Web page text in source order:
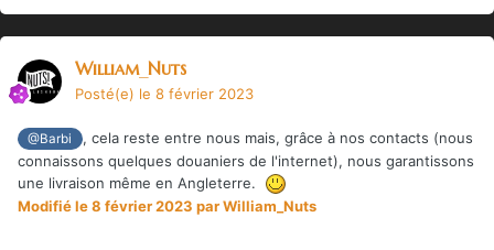
William_Nuts
Posté(e) le 8 février 2023
@Barbi
, cela reste entre nous mais, grâce à nos contacts (nous
connaissons quelques douaniers de l'internet), nous garantissons
une livraison même en Angleterre.
Modifiéle 8 février 2023 par William_Nuts